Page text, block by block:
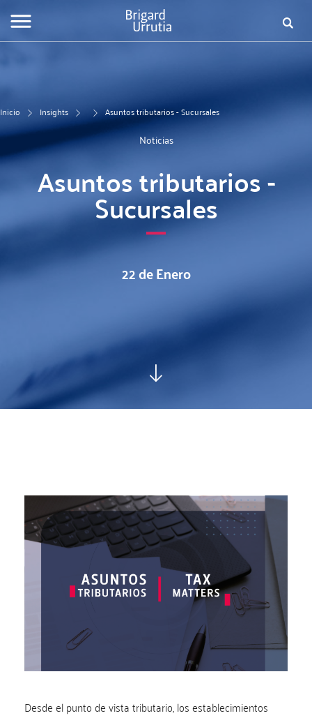
de
Inicio Insights Asuntos tributarios - Sucursales
Noticias
Asuntos tributarios -
Sucursales
22 de Enero
Desde el punto de vista tributario, los establecimientos